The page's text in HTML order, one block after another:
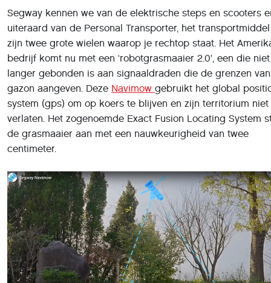
Segway kennen we van de elektrische steps en scooters
uiteraard van de Personal Transporter, het
zijn twee grote wielen waarop je rechtop staat. Het
bedrijf komt nu met een ‘robotgrasmaaier 2.0’, een die niet
langer gebonden is aan signaaldraden die de grenzen
gazon aangeven. Deze Navimow gebruikt het global
system (gps) om op koers te blijven en zijn territorium niet
verlaten. Het zogenoemde Exact Fusion Locating System
de grasmaaier aan met een nauwkeurigheid van twee
centimeter.